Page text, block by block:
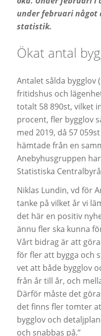
under februari något
statistik.
Ökat antal
Antalet sålda bygglov
fritidshus och
totalt 58 890st, vilket
procent, fler bygglov
med 2019, då 57
hämtade från en
Anebyhusgruppen
Statistiska
Niklas Lundin, vd för
tanke på vilket år vi
det här en positiv
ännu fler ska kunna
Vårt bidrag är att
för fler att bygga och
vet att både bygglov
från år till år, och
Därför måste det
det finns fler tomter
bygglov och
och snabbas på.”